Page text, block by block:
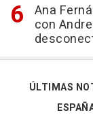
Ana
con
ÚLTIMAS